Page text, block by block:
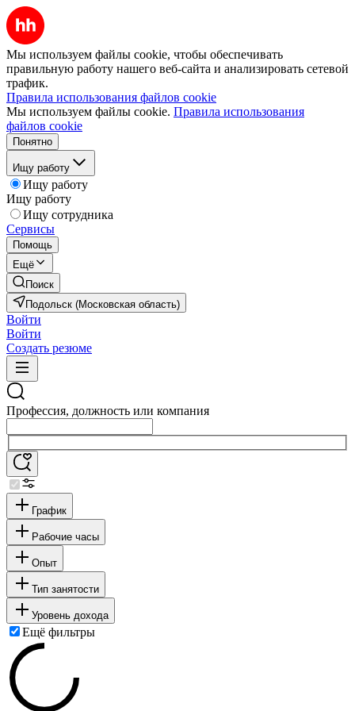
Мы используем файлы cookie, чтобы обеспечивать
правильную работу нашего веб-сайта и анализировать сетевой
трафик.
Правила использования файлов cookie
Мы используем файлы cookie. Правила использования
файлов cookie
Понятно
Ищу работу
Ищу работу
Ищу работу
Ищу сотрудника
Сервисы
Помощь
Ещё
Поиск
Подольск (Московская область)
Войти
Войти
Создать резюме
Профессия, должность или компания
График
Рабочие часы
Опыт
Тип занятости
Уровень дохода
Ещё фильтры